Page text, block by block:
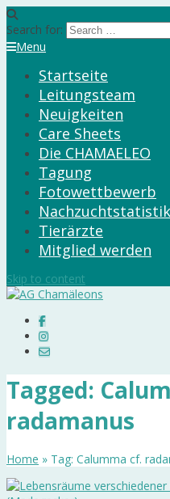
Search for:
Menu
Startseite
Leitungsteam
Neuigkeiten
Care Sheets
Die CHAMAELEO
Tagung
Fotowettbewerb
Nachzuchtstatistik
Tierärzte
Mitglied werden
Skip to content
Tagged:
radamanus
Home » Tag: Calumma cf.